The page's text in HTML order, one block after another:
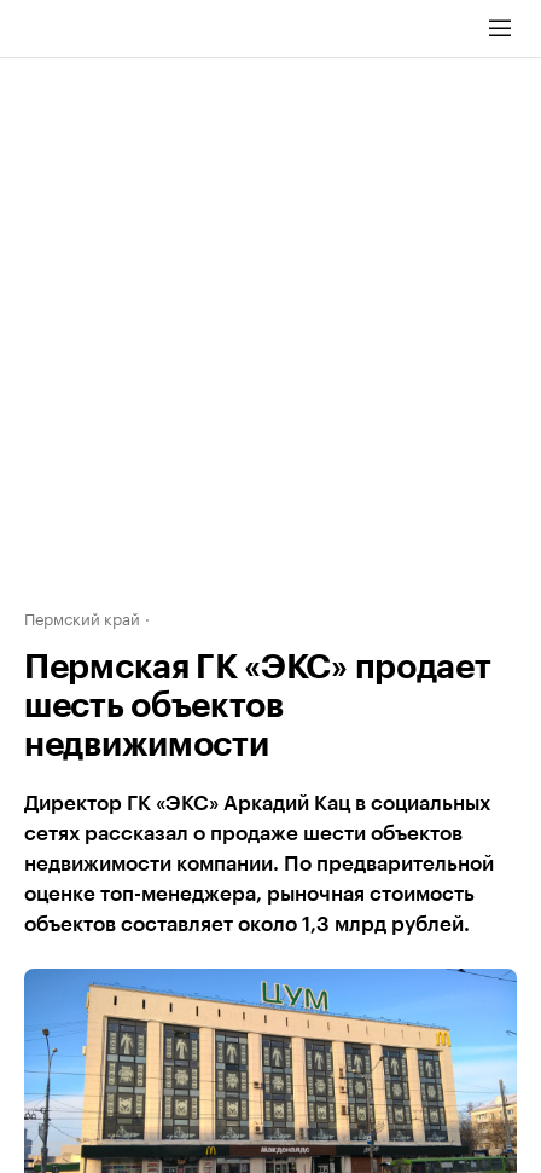
Пермский край
Пермская ГК «ЭКС» продает
шесть объектов
недвижимости
Директор ГК «ЭКС» Аркадий Кац в социальных
сетях рассказал о продаже шести объектов
недвижимости компании. По предварительной
оценке топ-менеджера, рыночная стоимость
объектов составляет около 1,3 млрд рублей.